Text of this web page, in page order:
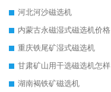
河北河沙磁选机
内蒙古永磁湿式磁选机价格
重庆铁尾矿湿式磁选机
湖南褐铁矿磁选机